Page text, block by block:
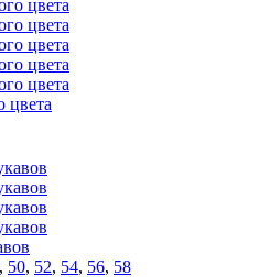
цвета
, 50, 52, 54, 56, 58